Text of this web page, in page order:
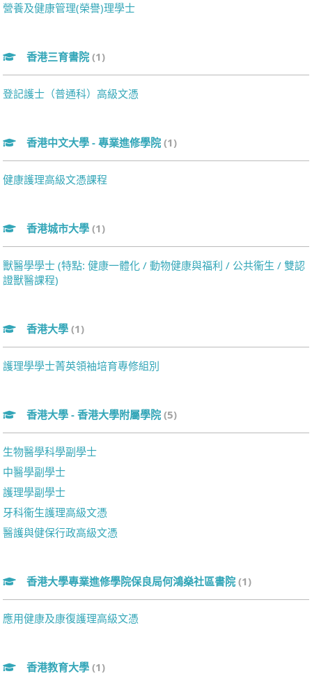
營養及健康管理(榮譽)理學士
香港三育書院 (1)
登記護士（普通科）高級文憑
香港中文大學 - 專業進修學院 (1)
健康護理高級文憑課程
香港城市大學 (1)
獸醫學學士 (特點: 健康一體化 / 動物健康與福利 / 公共衞生 / 雙認
證獸醫課程)
香港大學 (1)
護理學學士菁英領袖培育專修組別
香港大學 - 香港大學附屬學院 (5)
生物醫學科學副學士
中醫學副學士
護理學副學士
牙科衞生護理高級文憑
醫護與健保行政高級文憑
香港大學專業進修學院保良局何鴻燊社區書院 (1)
應用健康及康復護理高級文憑
香港教育大學 (1)